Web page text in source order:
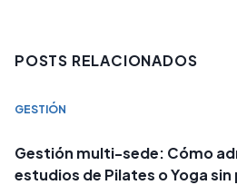
POSTS RELACIONADOS
GESTIÓN
Gestión multi-sede: Cómo
estudios de Pilates o Yoga